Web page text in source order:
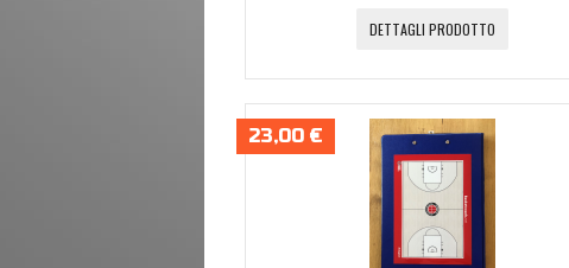
DETTAGLI PRODOTTO
23,00 €